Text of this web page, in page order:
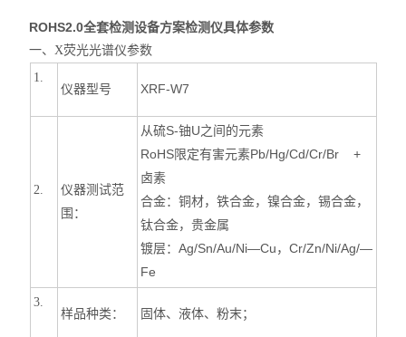
ROHS2.0全套检测设备方案检测仪具体参数
一、X荧光光谱仪参数
1.
仪器型号 XRF-W7
2.
仪器测试范
围：
从硫S-铀U之间的元素
RoHS限定有害元素Pb/Hg/Cd/Cr/Br +
卤素
合金：铜材，铁合金，镍合金，锡合金，
钛合金，贵金属
镀层：Ag/Sn/Au/Ni—Cu，Cr/Zn/Ni/Ag/—
Fe
3.
样品种类： 固体、液体、粉末；